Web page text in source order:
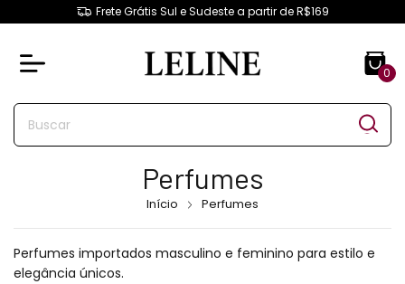
Frete Grátis Sul e Sudeste a partir de R$169
0
Perfumes
Início Perfumes
Perfumes importados masculino e feminino para estilo e
elegância únicos.